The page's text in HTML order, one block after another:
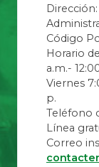
Código
Horario
a.m.-
Viernes
p.
Teléfono
Línea
Correo